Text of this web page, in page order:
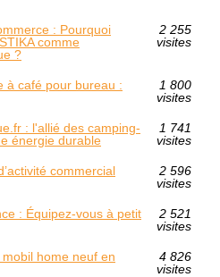
: Pourquoi
comme
?
2 255
visites
à café pour bureau :
1 800
visites
: l'allié des camping-
énergie durable
1 741
visites
commercial
2 596
visites
: Équipez-vous à petit
2 521
visites
home neuf en
4 826
visites